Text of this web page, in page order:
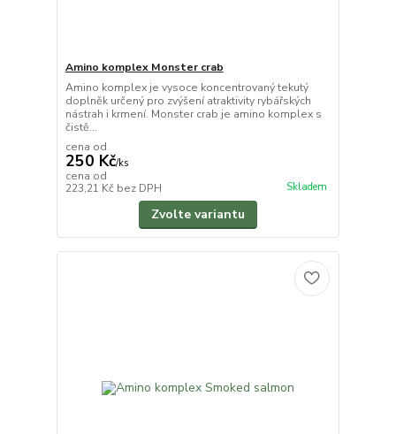
Amino komplex Monster crab
Amino komplex je vysoce koncentrovaný tekutý
doplněk určený pro zvýšení atraktivity rybářských
nástrah i krmení. Monster crab je amino komplex s
čistě...
cena od
250 Kč/ks
cena od
223,21 Kč bez DPH Skladem
Zvolte variantu